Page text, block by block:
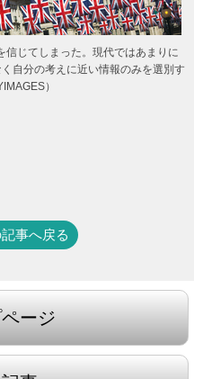
じてしまった。現代ではあまりに
自分の考えに近い情報のみを選別す
）
事へ戻る
ページ